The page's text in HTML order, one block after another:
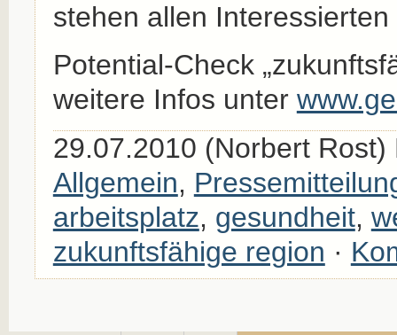
stehen allen
Potential-Check
weitere Infos unter
29.07.2010 (Norbert Rost)
Allgemein,
arbeitsplatz, gesundheit,
zukunftsfähige region ·